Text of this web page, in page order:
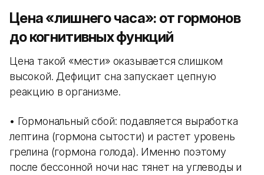
Цена «лишнего часа»: от гормонов
до когнитивных функций
Цена такой «мести» оказывается слишком
высокой. Дефицит сна запускает цепную
реакцию в организме.
• Гормональный сбой: подавляется выработка
лептина (гормона сытости) и растет уровень
грелина (гормона голода). Именно поэтому
после бессонной ночи нас тянет на углеводы и